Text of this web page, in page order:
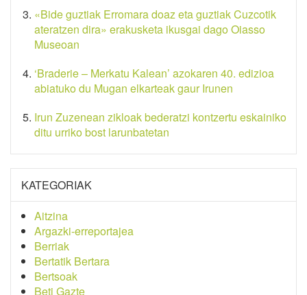
«Bide guztiak Erromara doaz eta guztiak Cuzcotik
ateratzen dira» erakusketa ikusgai dago Oiasso
Museoan
‘Braderie – Merkatu Kalean’ azokaren 40. edizioa
abiatuko du Mugan elkarteak gaur Irunen
Irun Zuzenean zikloak bederatzi kontzertu eskainiko
ditu urriko bost larunbatetan
KATEGORIAK
Aitzina
Argazki-erreportajea
Berriak
Bertatik Bertara
Bertsoak
Beti Gazte